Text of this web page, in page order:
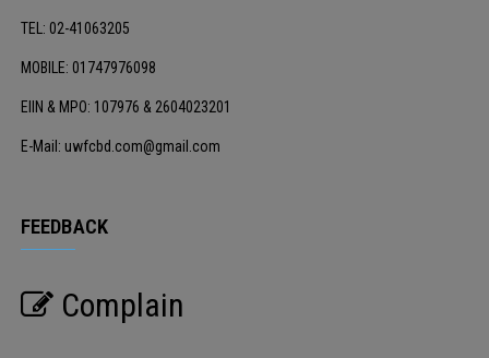
TEL: 02-41063205
MOBILE: 01747976098
EIIN & MPO: 107976 & 2604023201
E-Mail: uwfcbd.com@gmail.com
FEEDBACK
Complain